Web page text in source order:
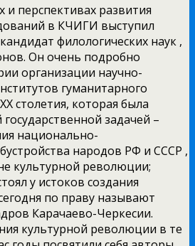
и перспективах развития
в КЧИГИ выступил
филологических наук ,
Он очень подробно
организации научно-
гуманитарного
столетия, которая была
задачей –
национально-
народов РФ и СССР ,
культурной революции;
у истоков создания
по праву называют
Карачаево-Черкесии.
культурной революции в те